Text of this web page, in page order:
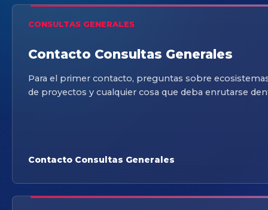
CONSULTAS GENERALES
Contacto Consultas Generales
Para el primer contacto, preguntas sobre
de proyectos y cualquier cosa que deba enrutarse
Contacto Consultas Generales